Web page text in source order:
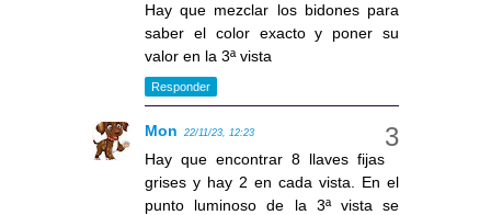
Hay que mezclar los bidones para
saber el color exacto y poner su
valor en la 3ª vista
Responder
Mon 22/11/23, 12:23
Hay que encontrar 8 llaves fijas
grises y hay 2 en cada vista. En el
punto luminoso de la 3ª vista se